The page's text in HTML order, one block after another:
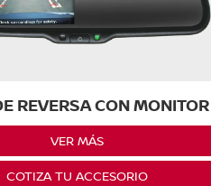
REVERSA CON MONITOR
VER MÁS
COTIZA TU ACCESORIO